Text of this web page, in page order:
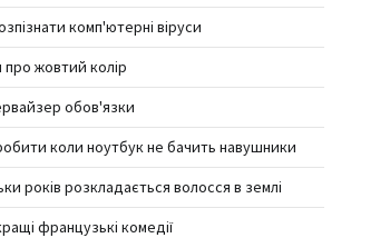
комп'ютерні віруси
про жовтий колір
обов'язки
коли ноутбук не бачить навушники
років розкладається волосся в землі
французькі комедії